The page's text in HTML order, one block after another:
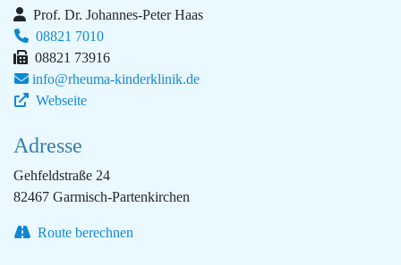
Prof. Dr. Johannes-Peter Haas
08821 7010
08821 73916
info@rheuma-kinderklinik.de
Webseite
Adresse
Gehfeldstraße 24
82467 Garmisch-Partenkirchen
Route berechnen